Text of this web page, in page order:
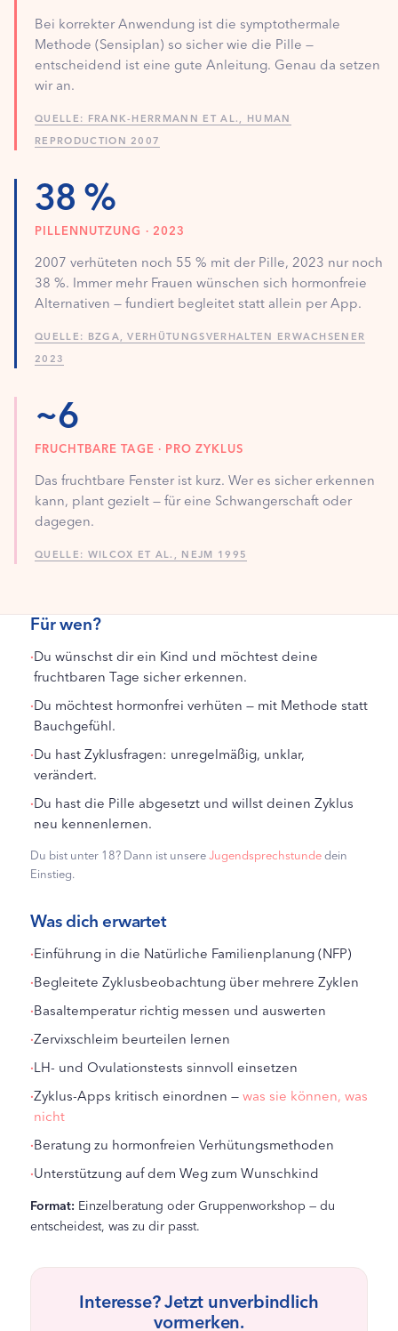
Bei korrekter Anwendung ist die symptothermale
Methode (Sensiplan) so sicher wie die Pille —
entscheidend ist eine gute Anleitung. Genau da setzen
wir an.
QUELLE: FRANK-HERRMANN ET AL., HUMAN
REPRODUCTION 2007
38 %
PILLENNUTZUNG · 2023
2007 verhüteten noch 55 % mit der Pille, 2023 nur noch
38 %. Immer mehr Frauen wünschen sich hormonfreie
Alternativen — fundiert begleitet statt allein per App.
QUELLE: BZGA, VERHÜTUNGSVERHALTEN ERWACHSENER
2023
~6
FRUCHTBARE TAGE · PRO ZYKLUS
Das fruchtbare Fenster ist kurz. Wer es sicher erkennen
kann, plant gezielt — für eine Schwangerschaft oder
dagegen.
QUELLE: WILCOX ET AL., NEJM 1995
Für wen?
·Du wünschst dir ein Kind und möchtest deine
fruchtbaren Tage sicher erkennen.
·Du möchtest hormonfrei verhüten — mit Methode statt
Bauchgefühl.
·Du hast Zyklusfragen: unregelmäßig, unklar,
verändert.
·Du hast die Pille abgesetzt und willst deinen Zyklus
neu kennenlernen.
Du bist unter 18? Dann ist unsereJugendsprechstundedein
Einstieg.
Was dich erwartet
·Einführung in die Natürliche Familienplanung (NFP)
·Begleitete Zyklusbeobachtung über mehrere Zyklen
·Basaltemperatur richtig messen und auswerten
·Zervixschleim beurteilen lernen
·LH- und Ovulationstests sinnvoll einsetzen
·Zyklus-Apps kritisch einordnen — was sie können, was
nicht
·Beratung zu hormonfreien Verhütungsmethoden
·Unterstützung auf dem Weg zum Wunschkind
Format: Einzelberatung oder Gruppenworkshop — du
entscheidest, was zu dir passt.
Interesse? Jetzt unverbindlich
vormerken.